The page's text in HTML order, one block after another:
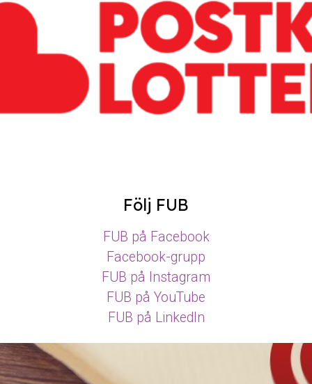
Följ FUB
FUB på Facebook
Facebook-grupp
FUB på Instagram
FUB på YouTube
FUB på LinkedIn